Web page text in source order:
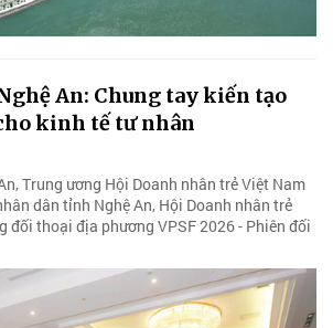
An: Chung tay kiến tạo
kinh tế tư nhân
Trung ương Hội Doanh nhân trẻ Việt Nam
dân tỉnh Nghệ An, Hội Doanh nhân trẻ
đối thoại địa phương VPSF 2026 - Phiên đối